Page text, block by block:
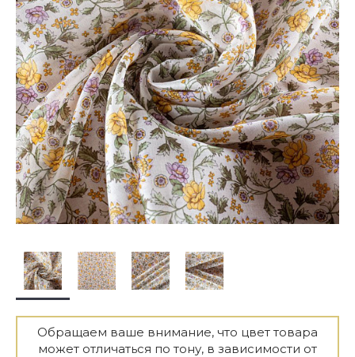
Обращаем ваше внимание, что цвет товара
может отличаться по тону, в зависимости от